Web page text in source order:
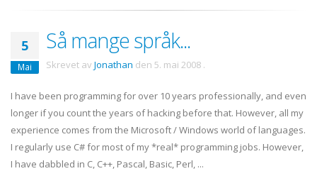
5
Mai
Så mange språk...
Skrevet av Jonathan den 5. mai 2008 .
I have been programming for over 10 years professionally, and even
longer if you count the years of hacking before that. However, all my
experience comes from the Microsoft / Windows world of languages.
I regularly use C# for most of my *real* programming jobs. However,
I have dabbled in C, C++, Pascal, Basic, Perl, ...